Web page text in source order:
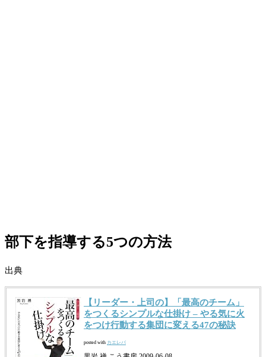
部下を指導する5つの方法
出典
【リーダー・上司の】「最高のチーム」
をつくるシンプルな仕掛け – やる気に火
をつけ行動する集団に変える47の秘訣
posted with カエレバ